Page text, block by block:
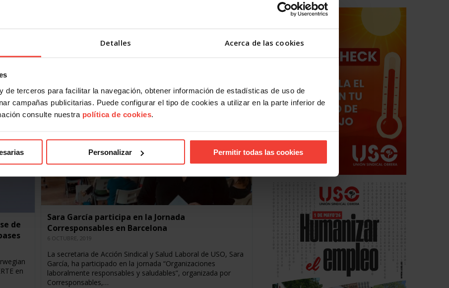
Detalles Acerca de las cookies
de terceros para facilitar la navegación, obtener información de estadísticas de uso de
campañas publicitarias. Puede configurar el tipo de cookies a utilizar en la parte inferior de
consulte nuestra política de cookies.
Personalizar Permitir todas las cookies
la
Sara García participa en la Jornada
Corresponsables en Barcelona
6 OCTUBRE, 2019
La secretaria de Acción Sindical y Salud Laboral de USO, Sara
García, ha participado en la jornada “Organizaciones
laboralmente responsables y saludables”, organizada por
Corresponsables,…
de
en